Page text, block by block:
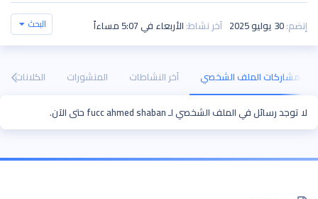
إنضم 30 يوليو 2025 آخر نشاط الأربعاء في 5:07 مساءاً البحث
مشاركات الملف الشخصي آخر النشاطات المنشورات الكلانات
لا توجد رسائل في الملف الشخصي لـ fucc ahmed shaban حتى الآن.